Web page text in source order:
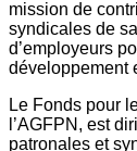
mission de
syndicales de
d’employeurs
développement
Le Fonds pour
l’AGFPN, est
patronales et